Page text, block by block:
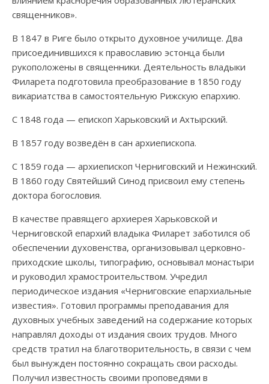
священников».
В 1847 в Риге было открыто духовное училище. Два
присоединившихся к православию эстонца были
рукоположены в священники. Деятельность владыки
Филарета подготовила преобразование в 1850 году
викариатства в самостоятельную Рижскую епархию.
С 1848 года — епископ Харьковский и Ахтырский.
В 1857 году возведён в сан архиепископа.
С 1859 года — архиепископ Черниговский и Нежинский.
В 1860 году Святейший Синод присвоил ему степень
доктора богословия.
В качестве правящего архиерея Харьковской и
Черниговской епархий владыка Филарет заботился об
обеспечении духовенства, организовывал церковно-
приходские школы, типографию, основывал монастыри
и руководил храмостроительством. Учредил
периодическое издания «Черниговские епархиальные
известия». Готовил программы преподавания для
духовных учебных заведений на содержание которых
направлял доходы от издания своих трудов. Много
средств тратил на благотворительность, в связи с чем
был вынужден постоянно сокращать свои расходы.
Получил известность своими проповедями в